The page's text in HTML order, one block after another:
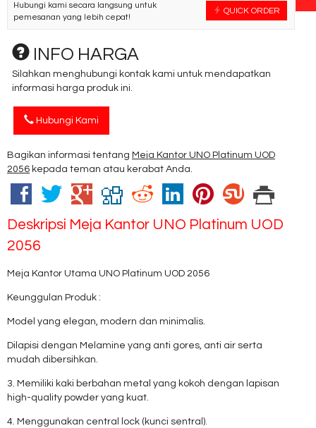
QUICK ORDER
Hubungi kami secara langsung untuk
pemesanan yang lebih cepat!
INFO HARGA
Silahkan menghubungi kontak kami untuk mendapatkan
informasi harga produk ini.
Hubungi Kami
Bagikan informasi tentang Meja Kantor UNO Platinum UOD
2056 kepada teman atau kerabat Anda.
Deskripsi Meja Kantor UNO Platinum UOD
2056
Meja Kantor Utama UNO Platinum UOD 2056
Keunggulan Produk :
Model yang elegan, modern dan minimalis.
Dilapisi dengan Melamine yang anti gores, anti air serta
mudah dibersihkan.
3. Memiliki kaki berbahan metal yang kokoh dengan lapisan
high-quality powder yang kuat.
4. Menggunakan central lock (kunci sentral).